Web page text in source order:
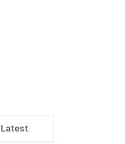
Latest